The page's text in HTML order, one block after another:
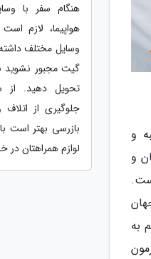
و
و
به
هنگام سفر با
هواپیما، لازم
وسایل مختلف داشته
گیت مجبور نشوید
تحویل دهید. از
جلوگیری از
بازرسی بهتر است
لوازم همراهتان